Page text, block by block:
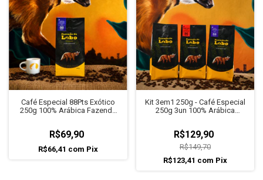
Café Especial 88Pts Exótico
250g 100% Arábica Fazenda
R$69,90
R$66,41 com Pix
Kit 3em1 250g - Café Especial
250g 3un 100% Arábica
R$129,90
R$149,70
R$123,41 com Pix